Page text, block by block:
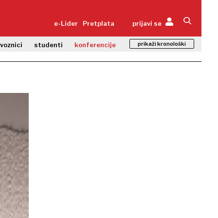
e-Lider Pretplata prijavi se
studenti konferencije prikaži kronološki